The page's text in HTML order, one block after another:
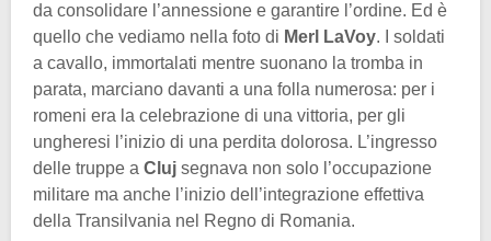
da consolidare l’annessione e garantire l’ordine. Ed è
quello che vediamo nella foto di Merl LaVoy. I soldati
a cavallo, immortalati mentre suonano la tromba in
parata, marciano davanti a una folla numerosa: per i
romeni era la celebrazione di una vittoria, per gli
ungheresi l’inizio di una perdita dolorosa. L’ingresso
delle truppe a Cluj segnava non solo l’occupazione
militare ma anche l’inizio dell’integrazione effettiva
della Transilvania nel Regno di Romania.